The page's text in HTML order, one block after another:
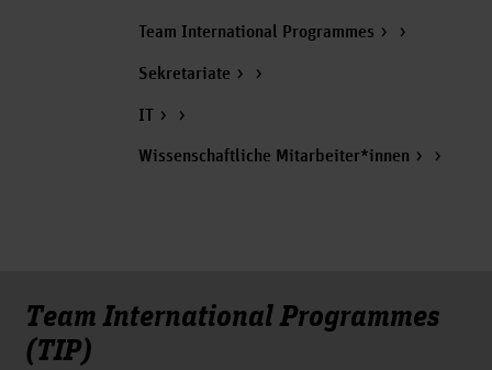
Team International Programmes
Sekretariate
IT
Wissenschaftliche Mitarbeiter*innen
Team International Programmes
(TIP)